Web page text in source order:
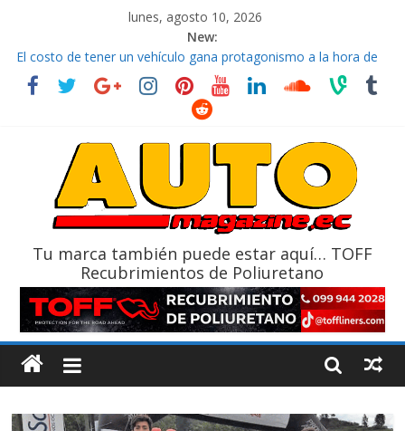
lunes, agosto 10, 2026
New:
La FEDAK recibe 12 Sinotruk Bolden para cubrir las rutas de La
Vuelta
El costo de tener un vehículo gana protagonismo a la hora de
¿Qué puede pasar con tu vehículo si permanece varios días sin
La Vuelta al Ecuador 2026, edición 47ª, recorre 7 provincias en 8
Tu marca también puede estar aquí… TOFF
Recubrimientos de Poliuretano